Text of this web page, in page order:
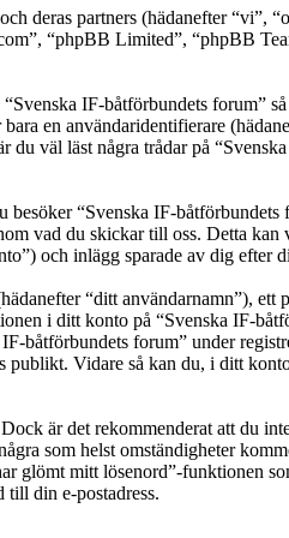
deras partners (hädanefter
“phpBB Limited”, “phpBB
IF-båtförbundets
en användaridentifierare
väl läst några trådar på
“Svenska IF-
vad du skickar till oss. Detta
och inlägg sparade av dig efter
“ditt användarnamn”),
i ditt konto på “Svenska IF-
båtförbundets forum” under
Vidare så kan du, i ditt
är det rekommenderat att du
som helst omständigheter
glömt mitt lösenord”-funktionen
till din e-postadress.